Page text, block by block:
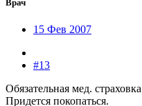
Врач
15 Фев 2007
#13
Обязательная мед.
Придется покопаться.